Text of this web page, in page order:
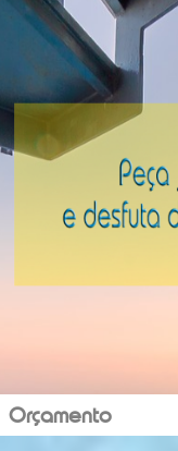
Orçamento